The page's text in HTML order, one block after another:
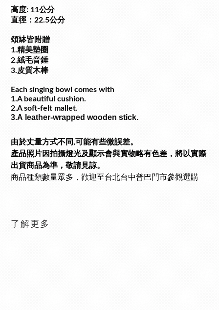
高度: 11公分
直徑：22.5公分
頌缽皆附贈
1.精美墊圈
2.絨毛音錘
3.皮質木棒
Each singing bowl comes with
1.A beautiful cushion.
2.A soft-felt mallet.
3.A leather-wrapped wooden stick.
由於丈量方式不同,可能有些微誤差。
產品照片因拍攝燈光及顯示會與實物略有色差，將以實際
出貨商品為準，敬請見諒。
商品種類數量眾多 ，歡迎至台北台中普巴門市參觀選購
了解更多